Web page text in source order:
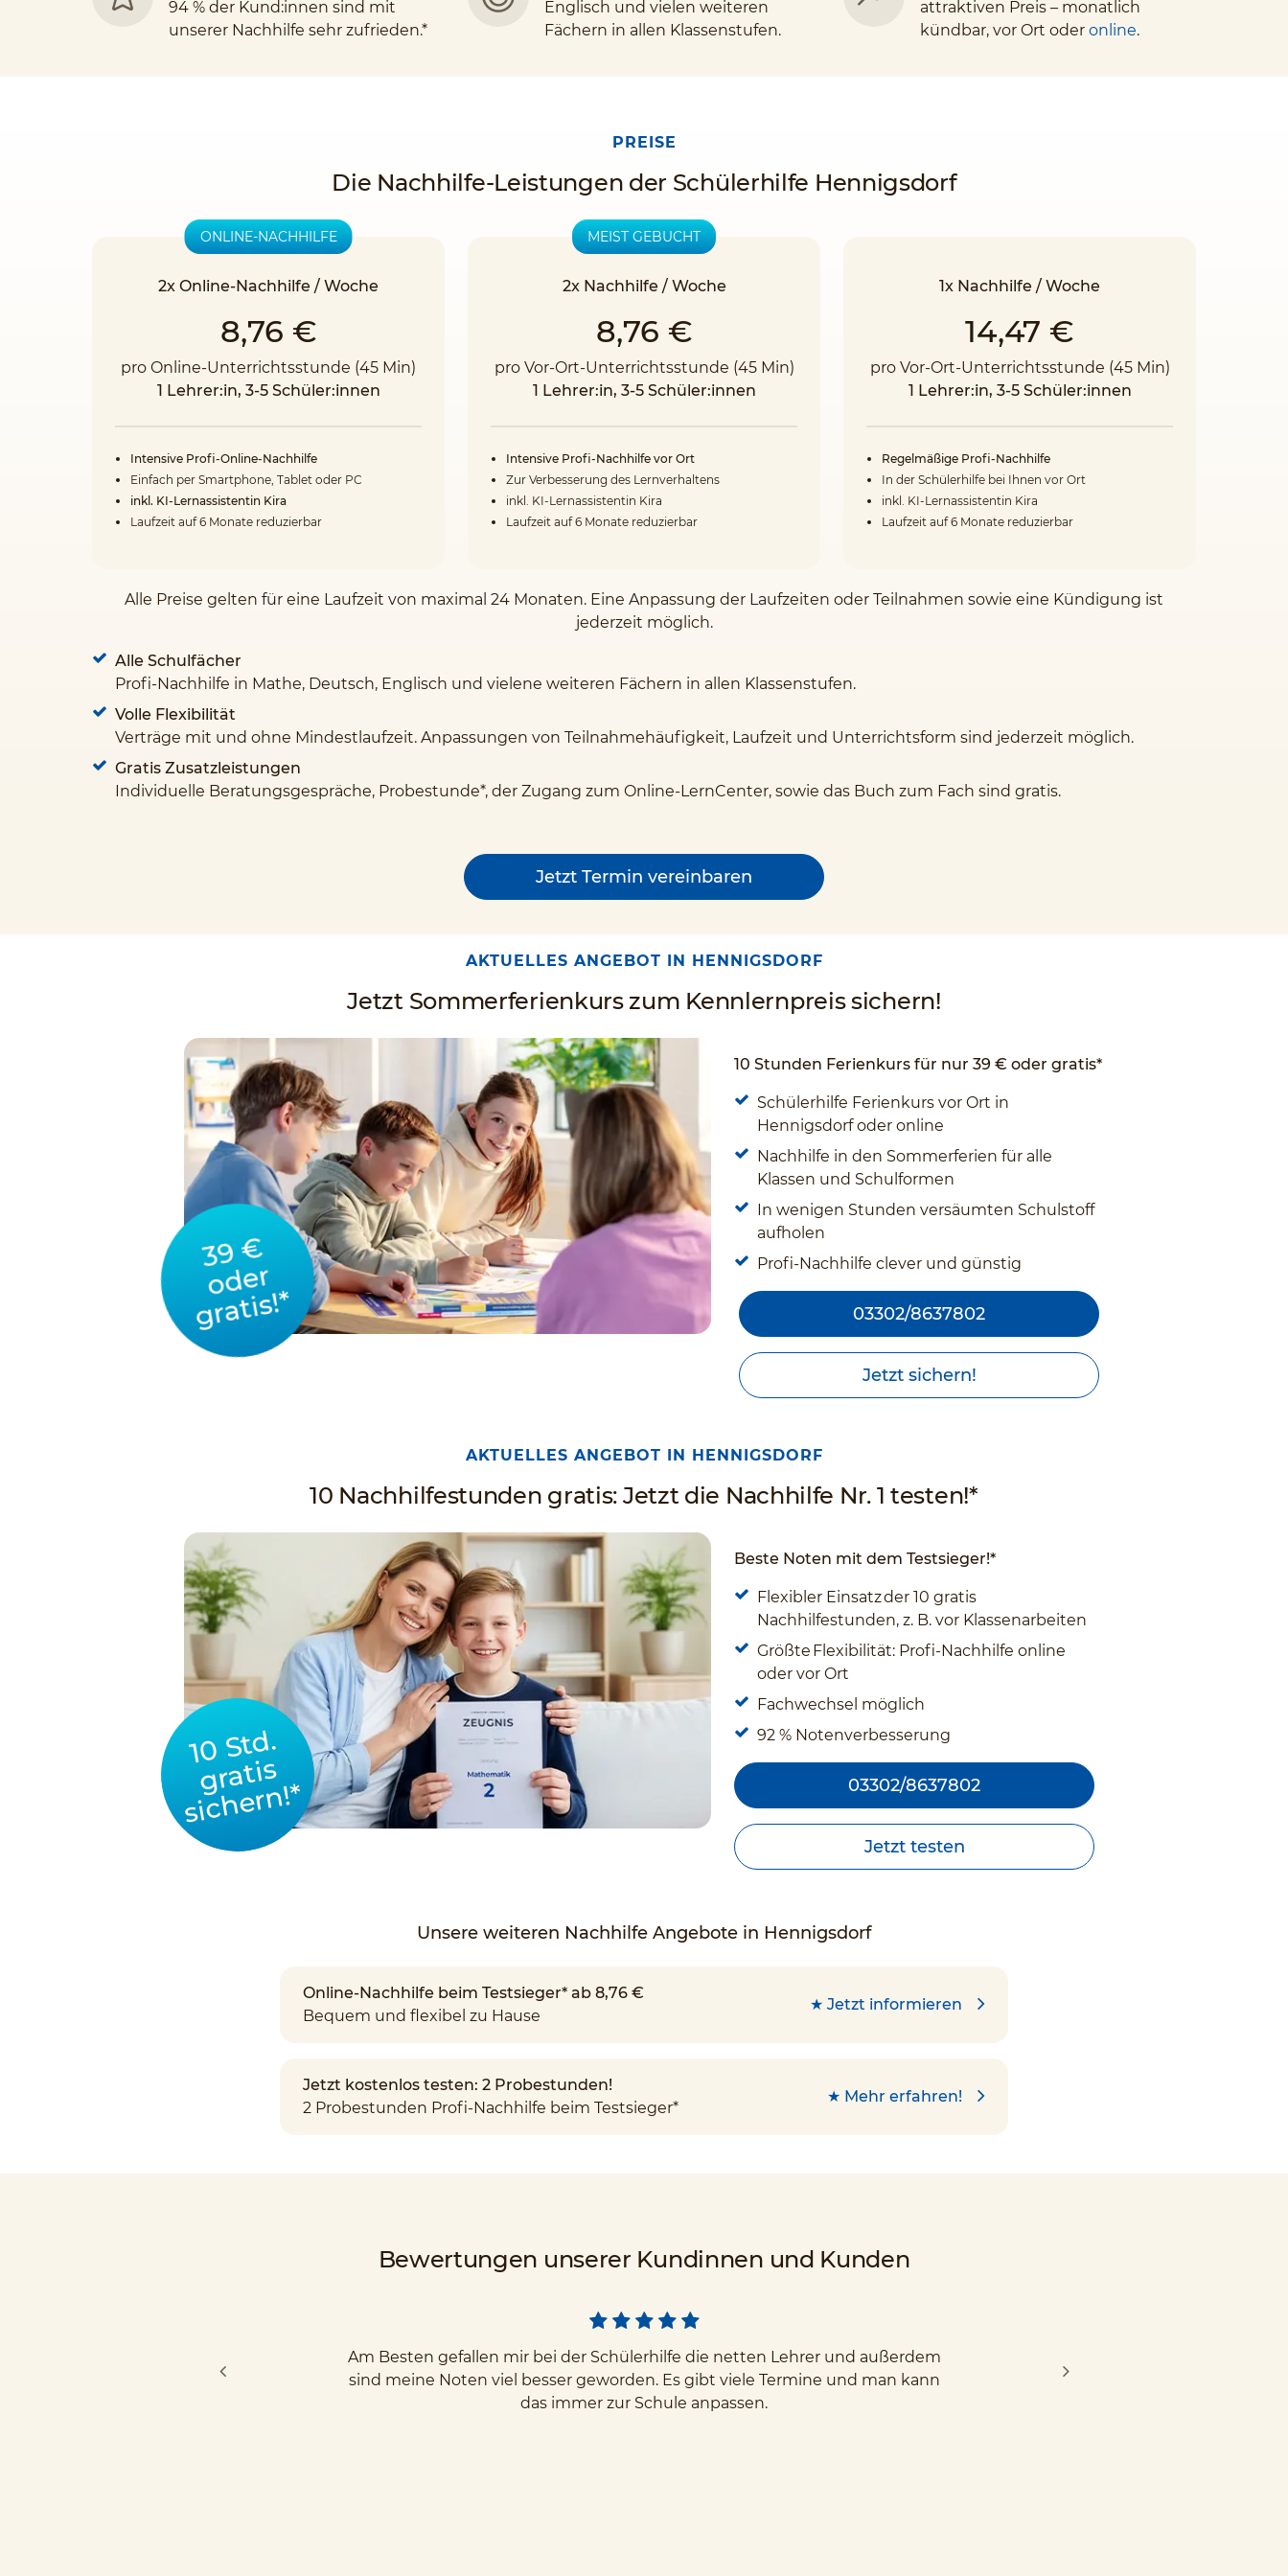
94 % der Kund:innen sind mit
unserer Nachhilfe sehr zufrieden.*
Englisch und vielen weiteren
Fächern in allen Klassenstufen.
attraktiven Preis – monatlich
kündbar, vor Ort oder online.
PREISE
Die Nachhilfe-Leistungen der Schülerhilfe Hennigsdorf
MEIST GEBUCHT
2x Nachhilfe / Woche
8,76 €
pro Vor-Ort-Unterrichtsstunde (45 Min)
1 Lehrer:in, 3-5 Schüler:innen
Intensive Profi-Nachhilfe vor Ort
Zur Verbesserung des Lernverhaltens
inkl. KI-Lernassistentin Kira
Laufzeit auf 6 Monate reduzierbar
ONLINE-NACHHILFE
2x Online-Nachhilfe / Woche
8,76 €
pro Online-Unterrichtsstunde (45 Min)
1 Lehrer:in, 3-5 Schüler:innen
Intensive Profi-Online-Nachhilfe
Einfach per Smartphone, Tablet oder PC
inkl. KI-Lernassistentin Kira
Laufzeit auf 6 Monate reduzierbar
1x Nachhilfe / Woche
14,47 €
pro Vor-Ort-Unterrichtsstunde (45 Min)
1 Lehrer:in, 3-5 Schüler:innen
Regelmäßige Profi-Nachhilfe
In der Schülerhilfe bei Ihnen vor Ort
inkl. KI-Lernassistentin Kira
Laufzeit auf 6 Monate reduzierbar
Alle Preise gelten für eine Laufzeit von maximal 24 Monaten. Eine Anpassung der Laufzeiten oder Teilnahmen sowie eine Kündigung ist
jederzeit möglich.
Alle Schulfächer
Profi-Nachhilfe in Mathe, Deutsch, Englisch und vielene weiteren Fächern in allen Klassenstufen.
Volle Flexibilität
Verträge mit und ohne Mindestlaufzeit. Anpassungen von Teilnahmehäufigkeit, Laufzeit und Unterrichtsform sind jederzeit möglich.
Gratis Zusatzleistungen
Individuelle Beratungsgespräche, Probestunde*, der Zugang zum Online-LernCenter, sowie das Buch zum Fach sind gratis.
Jetzt Termin vereinbaren
AKTUELLES ANGEBOT IN HENNIGSDORF
Jetzt Sommerferienkurs zum Kennlernpreis sichern!
39 €
oder
gratis!*
10 Stunden Ferienkurs für nur 39 € oder gratis*
Schülerhilfe Ferienkurs vor Ort in
Hennigsdorf oder online
Nachhilfe in den Sommerferien für alle
Klassen und Schulformen
In wenigen Stunden versäumten Schulstoff
aufholen
Profi-Nachhilfe clever und günstig
03302/8637802
Jetzt sichern!
AKTUELLES ANGEBOT IN HENNIGSDORF
10 Nachhilfestunden gratis: Jetzt die Nachhilfe Nr. 1 testen!*
10 Std.
gratis
sichern!*
Beste Noten mit dem Testsieger!*
Flexibler Einsatz der 10 gratis
Nachhilfestunden, z. B. vor Klassenarbeiten
Größte Flexibilität: Profi-Nachhilfe online
oder vor Ort
Fachwechsel möglich
92 % Notenverbesserung
03302/8637802
Jetzt testen
Unsere weiteren Nachhilfe Angebote in Hennigsdorf
Online-Nachhilfe beim Testsieger* ab 8,76 €
Bequem und flexibel zu Hause
★ Jetzt informieren
Jetzt kostenlos testen: 2 Probestunden!
2 Probestunden Profi-Nachhilfe beim Testsieger*
★ Mehr erfahren!
Bewertungen unserer Kundinnen und Kunden
Am Besten gefallen mir bei der Schülerhilfe die netten Lehrer und außerdem
sind meine Noten viel besser geworden. Es gibt viele Termine und man kann
das immer zur Schule anpassen.